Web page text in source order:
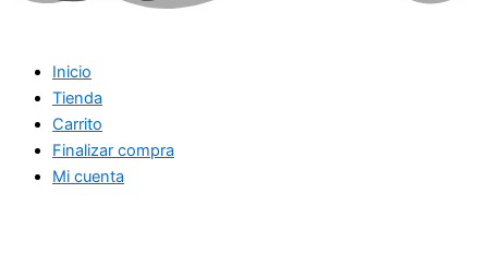
Inicio
Tienda
Carrito
Finalizar compra
Mi cuenta